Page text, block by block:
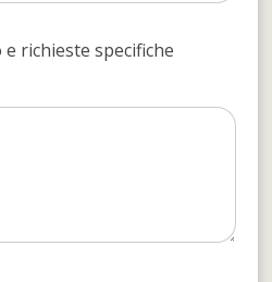
richieste specifiche